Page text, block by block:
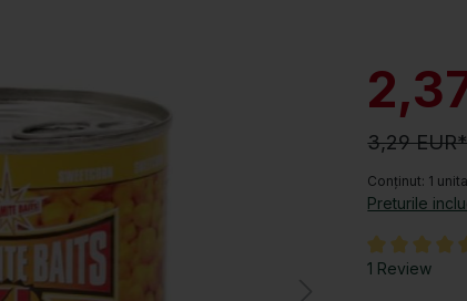
3,29 EUR*
Conținut: 1
Preturile
Evaluarea
1 Review